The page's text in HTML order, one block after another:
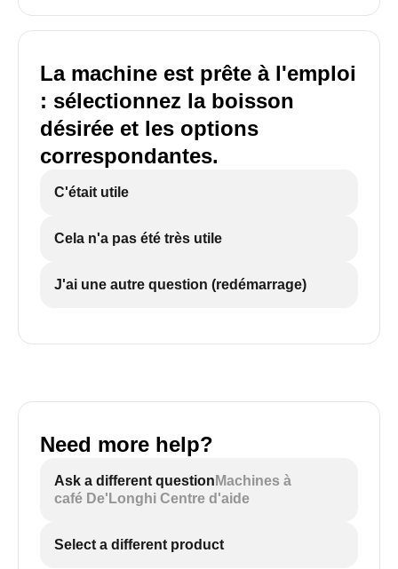
La machine est prête à l'emploi
: sélectionnez la boisson
désirée et les options
correspondantes.
C'était utile
Cela n'a pas été très utile
J'ai une autre question (redémarrage)
Need more help?
Ask a different question Machines à
café De'Longhi Centre d'aide
Select a different product